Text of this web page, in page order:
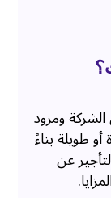
ومزود
طويلة بناءً
عن